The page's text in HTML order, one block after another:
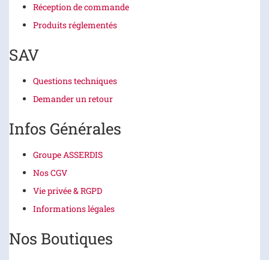
Réception de commande
Produits réglementés
SAV
Questions techniques
Demander un retour
Infos Générales
Groupe ASSERDIS
Nos CGV
Vie privée & RGPD
Informations légales
Nos Boutiques